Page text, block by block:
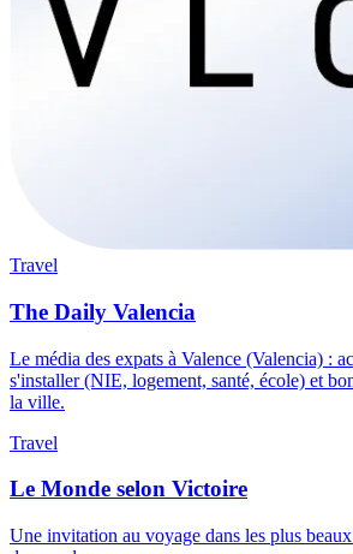
Travel
The Daily Valencia
Le média des expats à Valence (Valencia) :
s'installer (NIE, logement, santé, école) et
la ville.
Travel
Le Monde selon Victoire
Une invitation au voyage dans les plus